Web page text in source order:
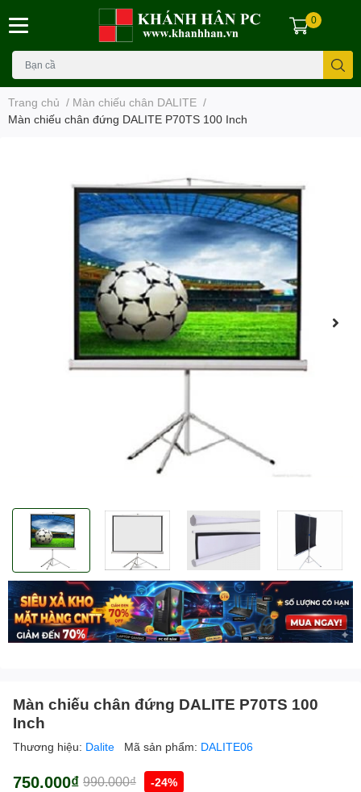
0
Trang chủ / Màn chiếu chân DALITE /
Màn chiếu chân đứng DALITE P70TS 100 Inch
Màn chiếu chân đứng DALITE P70TS 100
Inch
Thương hiệu: Dalite Mã sản phẩm: DALITE06
750.000₫ 990.000₫
-24%